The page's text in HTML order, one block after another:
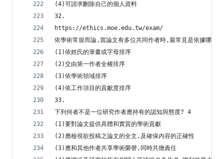
(4)可請求刪除自己的個人資料
32.
https://ethics.moe.edu.tw/exam/
依學術常規而論,當論文有多位共同作者時,最常見是依據哪種
(1)依姓氏的筆畫或字母排序
(2)交由第一作者全權排序
(3)依學術領域排序
(4)依工作項目的貢獻度排序
33.
下列何者不是一位研究作者應持有的認知與態度? 4
(1)要對論文提供具體和實質的學術貢獻
(2)應檢視欲投稿之論文的全文,及確保內容的正確性
(3)應和其他作者共享學術榮譽,同時共擔責任